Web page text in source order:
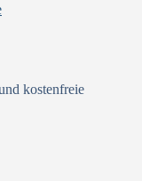
kostenfreie